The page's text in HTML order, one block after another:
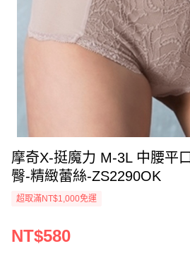
摩奇X-挺魔力 M-3L 中腰平
臀-精緻蕾絲-ZS2290OK
超取滿NT$1,000免運
NT$580